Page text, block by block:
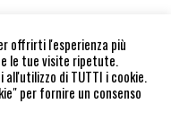
offrirti l'esperienza più
le tue visite ripetute.
di TUTTI i cookie.
per fornire un consenso